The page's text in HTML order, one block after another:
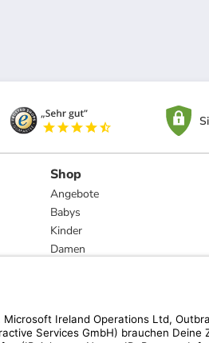
Shop
Angebote
Babys
Kinder
Damen
Marken